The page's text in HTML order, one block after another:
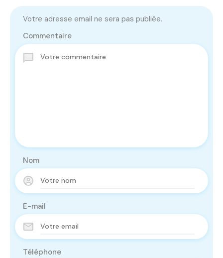
Votre adresse email ne sera pas publiée.
Commentaire
Nom
E-mail
Téléphone